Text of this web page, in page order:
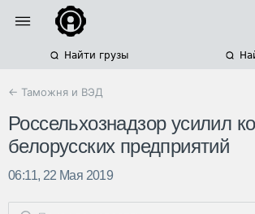
Найти грузы
← Таможня и ВЭД
Россельхознадзор усилил
белорусских предприятий
06:11, 22 Мая 2019